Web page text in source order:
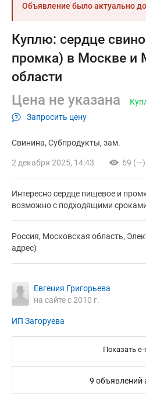
Объявление было актуально до
Куплю: сердце
промка) в Москве и
области
Цена не указана
Запросить цену
Свинина Субпродукты зам.
2 декабря 2025, 14:43 69 (—)
Интересно сердце пищевое и
возможно с подходящими
Россия, Московская область,
адрес)
Евгения Григорьева
на сайте с 2010 г.
ИП Загоруева
Показать
9 объявлений